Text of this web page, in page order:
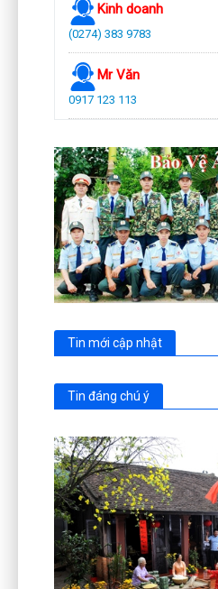
Kinh doanh
(0274) 383 9783
Mr Văn
0917 123 113
Tin mới cập nhật
Tin đáng chú ý